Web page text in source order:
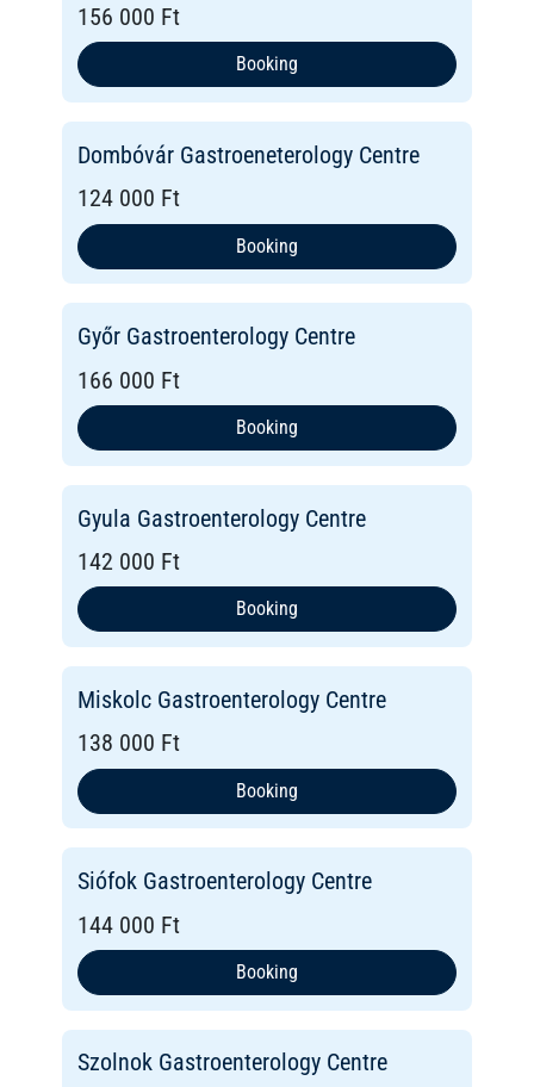
156 000 Ft
Booking
Dombóvár Gastroeneterology Centre
124 000 Ft
Booking
Győr Gastroenterology Centre
166 000 Ft
Booking
Gyula Gastroenterology Centre
142 000 Ft
Booking
Miskolc Gastroenterology Centre
138 000 Ft
Booking
Siófok Gastroenterology Centre
144 000 Ft
Booking
Szolnok Gastroenterology Centre